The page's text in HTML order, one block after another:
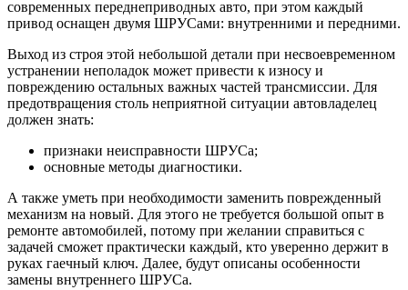
современных переднеприводных авто, при этом каждый
привод оснащен двумя ШРУСами: внутренними и передними.
Выход из строя этой небольшой детали при несвоевременном
устранении неполадок может привести к износу и
повреждению остальных важных частей трансмиссии. Для
предотвращения столь неприятной ситуации автовладелец
должен знать:
признаки неисправности ШРУСа;
основные методы диагностики.
А также уметь при необходимости заменить поврежденный
механизм на новый. Для этого не требуется большой опыт в
ремонте автомобилей, потому при желании справиться с
задачей сможет практически каждый, кто уверенно держит в
руках гаечный ключ. Далее, будут описаны особенности
замены внутреннего ШРУСа.